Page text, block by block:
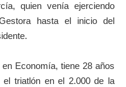
quien venía ejerciendo
hasta el inicio del
Economía, tiene 28 años
triatlón en el 2.000 de la